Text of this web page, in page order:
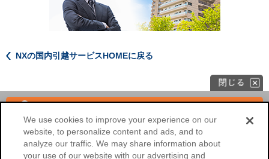
NXの国内引越サービスHOMEに戻る
海外へのお引越し 法人のお客様
We use cookies to improve your experience on our
website, to personalize content and ads, and to
analyze our traffic. We may share information about
your use of our website with our advertising and